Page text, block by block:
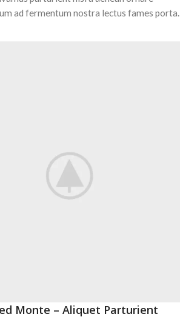
ad fermentum nostra lectus fames porta.
Monte – Aliquet Parturient